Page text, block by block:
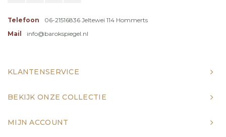
Telefoon
06-21516836 Jeltewei 114 Hommerts
Mail
info@barokspiegel.nl
KLANTENSERVICE
BEKIJK ONZE COLLECTIE
MIJN ACCOUNT